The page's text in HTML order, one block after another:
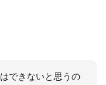
できないと思うの